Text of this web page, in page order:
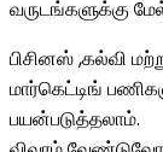
வருடங்களுக்கு
பிசினஸ் ,கல்வி
மார்கெட்டிங்
பயன்படுத்தலாம்.